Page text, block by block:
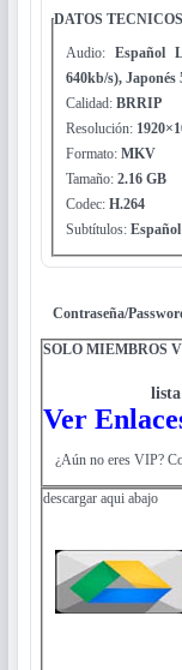
DATOS TECNICOS
Audio: Español
640kb/s),
Calidad: BRRIP
Resolución:
Formato: MKV
Tamaño: 2.16 GB
Codec: H.264
Subtítulos:
Contraseña/
SOLO MIEMBROS
Ver
¿Aún no eres VIP?
descargar aqui abajo